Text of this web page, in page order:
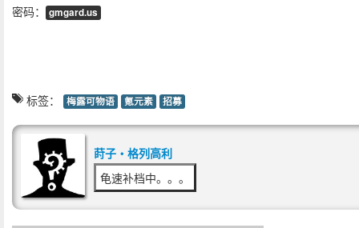
密码： gmgard.us
标签： 梅露可物语 氪元素 招募
莳子‧格列高利
龟速补档中。。。